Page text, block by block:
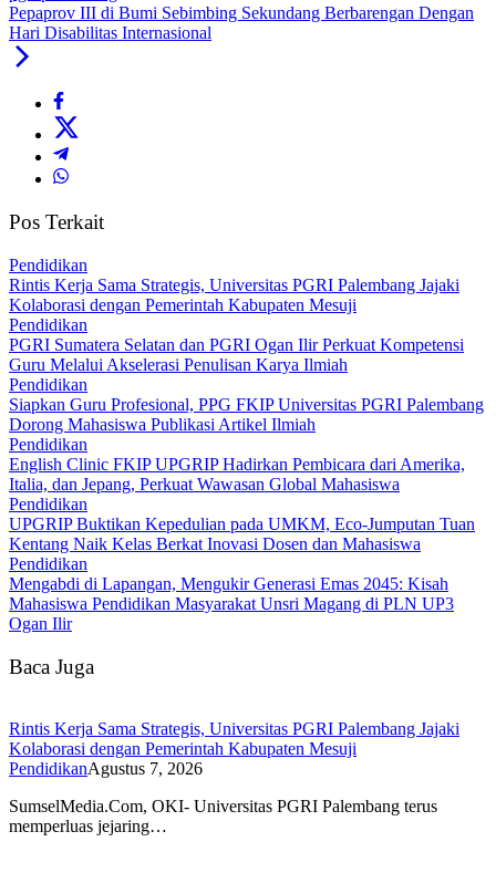
Pepaprov III di Bumi Sebimbing Sekundang Berbarengan Dengan
Hari Disabilitas Internasional
Pos Terkait
Pendidikan
Rintis Kerja Sama Strategis, Universitas PGRI Palembang Jajaki
Kolaborasi dengan Pemerintah Kabupaten Mesuji
Pendidikan
PGRI Sumatera Selatan dan PGRI Ogan Ilir Perkuat Kompetensi
Guru Melalui Akselerasi Penulisan Karya Ilmiah
Pendidikan
Siapkan Guru Profesional, PPG FKIP Universitas PGRI Palembang
Dorong Mahasiswa Publikasi Artikel Ilmiah
Pendidikan
English Clinic FKIP UPGRIP Hadirkan Pembicara dari Amerika,
Italia, dan Jepang, Perkuat Wawasan Global Mahasiswa
Pendidikan
UPGRIP Buktikan Kepedulian pada UMKM, Eco-Jumputan Tuan
Kentang Naik Kelas Berkat Inovasi Dosen dan Mahasiswa
Pendidikan
Mengabdi di Lapangan, Mengukir Generasi Emas 2045: Kisah
Mahasiswa Pendidikan Masyarakat Unsri Magang di PLN UP3
Ogan Ilir
Baca Juga
Rintis Kerja Sama Strategis, Universitas PGRI Palembang Jajaki
Kolaborasi dengan Pemerintah Kabupaten Mesuji
PendidikanAgustus 7, 2026
SumselMedia.Com, OKI- Universitas PGRI Palembang terus
memperluas jejaring…